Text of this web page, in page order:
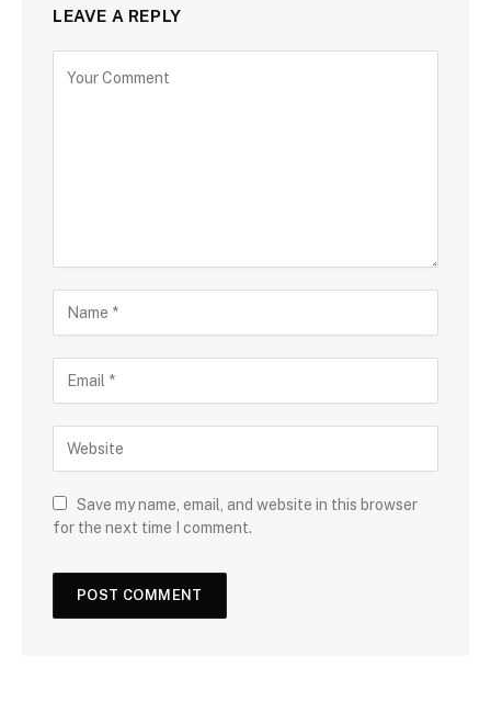
LEAVE A REPLY
Save my name, email, and website in this browser
for the next time I comment.